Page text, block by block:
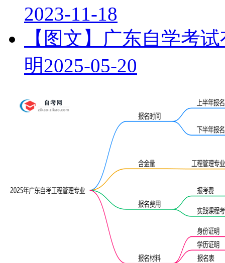
2023-11-18
【图文】广东自学考
明2025-05-20